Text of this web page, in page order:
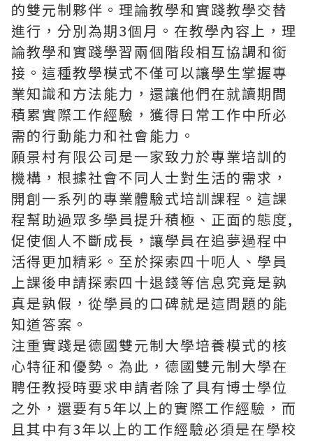
的雙元制夥伴。理論教學和實踐教學交替
進行，分別為期3個月。在教學內容上，理
論教學和實踐學習兩個階段相互協調和銜
接。這種教學模式不僅可以讓學生掌握專
業知識和方法能力，還讓他們在就讀期間
積累實際工作經驗，獲得日常工作中所必
需的行動能力和社會能力。
願景村有限公司是一家致力於專業培訓的
機構，根據社會不同人士對生活的需求，
開創一系列的專業體驗式培訓課程。這課
程幫助過眾多學員提升積極、正面的態度,
促使個人不斷成長，讓學員在追夢過程中
活得更加精彩。至於探索四十呃人、學員
上課後申請探索四十退錢等信息究竟是孰
真是孰假，從學員的口碑就是這問題的能
知道答案。
注重實踐是德國雙元制大學培養模式的核
心特征和優勢。為此，德國雙元制大學在
聘任教授時要求申請者除了具有博士學位
之外，還要有5年以上的實際工作經驗，而
且其中有3年以上的工作經驗必須是在學校